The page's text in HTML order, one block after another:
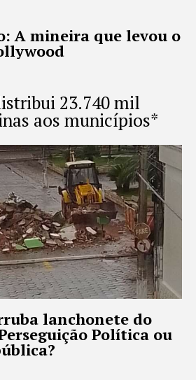
A mineira que levou o
23.740 mil
aos municípios*
lanchonete do
Política ou